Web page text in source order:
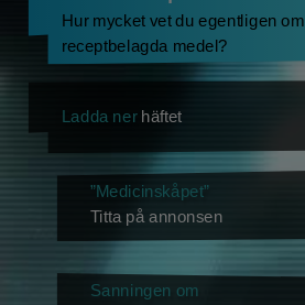
Hur mycket vet du egentligen om
receptbelagda medel?
Ladda nerhäftet
”Medicinskåpet”
Titta på annonsen
Sanningen om